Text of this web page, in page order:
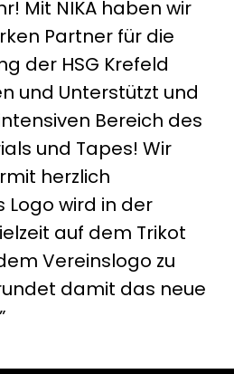
Mit NIKA haben wir
Partner für die
der HSG Krefeld
und Unterstützt und
Bereich des
und Tapes! Wir
herzlich
Logo wird in der
auf dem Trikot
Vereinslogo zu
damit das neue